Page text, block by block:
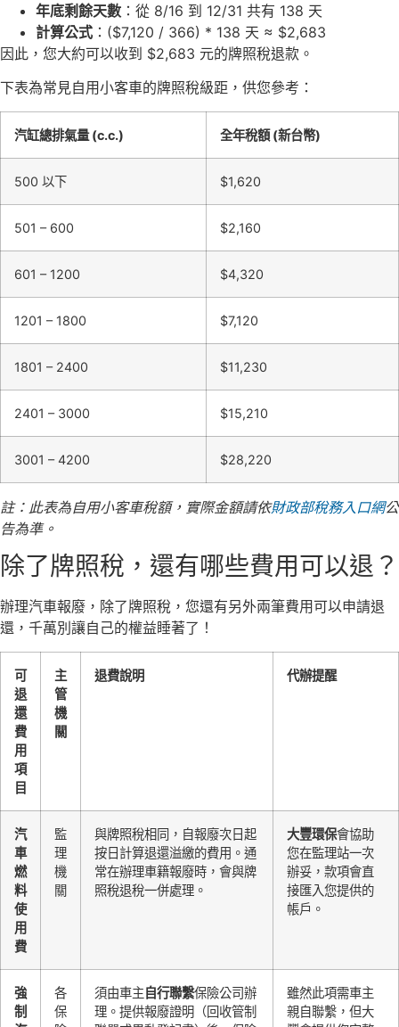
年底剩餘天數 ：從 8/16 到 12/31 共有 138 天
計算公式 ：($7,120 / 366) * 138 天 ≈ $2,683
因此，您大約可以收到 $2,683 元的牌照稅退款。
下表為常見自用小客車的牌照稅級距，供您參考：
汽缸總排氣量 (c.c.) 全年稅額 (新台幣)
500 以下 $1,620
501 – 600 $2,160
601 – 1200 $4,320
1201 – 1800 $7,120
1801 – 2400 $11,230
2401 – 3000 $15,210
3001 – 4200 $28,220
註：此表為自用小客車稅額，實際金額請依財政部稅務入口網公
告為準。
除了牌照稅，還有哪些費用可以退？
辦理汽車報廢，除了牌照稅，您還有另外兩筆費用可以申請退
還，千萬別讓自己的權益睡著了！
可
退
還
費
用
項
目
主
管
機
關
退費說明 代辦提醒
汽
車
燃
料
使
用
費
監
理
機
關
與牌照稅相同，自報廢次日起
按日計算退還溢繳的費用。通
常在辦理車籍報廢時，會與牌
照稅退稅一併處理。
大豐環保會協助
您在監理站一次
辦妥，款項會直
接匯入您提供的
帳戶。
強
制
各
保
須由車主自行聯繫保險公司辦
理。提供報廢證明（回收管制
雖然此項需車主
親自聯繫，但大